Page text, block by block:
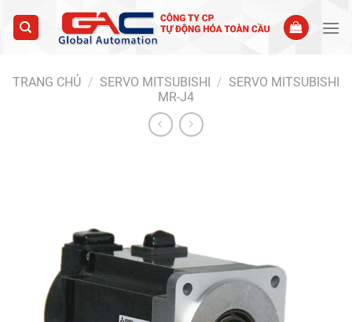
TRANG CHỦ / SERVO MITSUBISHI / SERVO MITSUBISHI
MR-J4